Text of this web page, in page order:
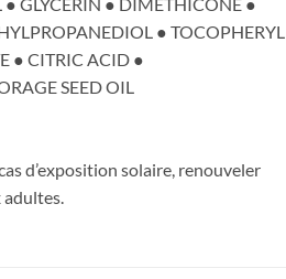
● TOCOPHERYL
● CITRIC ACID ●
SEED OIL
d’exposition solaire, renouveler
adultes.